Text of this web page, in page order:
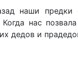
наши предки
нас
дедов и